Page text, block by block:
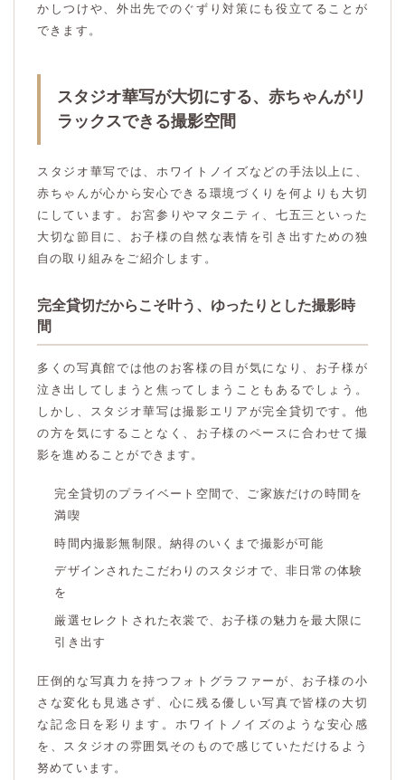
かしつけや、外出先でのぐずり対策にも役立てることが
できます。
スタジオ華写が大切にする、赤ちゃんがリ
ラックスできる撮影空間
スタジオ華写では、ホワイトノイズなどの手法以上に、
赤ちゃんが心から安心できる環境づくりを何よりも大切
にしています。お宮参りやマタニティ、七五三といった
大切な節目に、お子様の自然な表情を引き出すための独
自の取り組みをご紹介します。
完全貸切だからこそ叶う、ゆったりとした撮影時
間
多くの写真館では他のお客様の目が気になり、お子様が
泣き出してしまうと焦ってしまうこともあるでしょう。
しかし、スタジオ華写は撮影エリアが完全貸切です。他
の方を気にすることなく、お子様のペースに合わせて撮
影を進めることができます。
完全貸切のプライベート空間で、ご家族だけの時間を
満喫
時間内撮影無制限。納得のいくまで撮影が可能
デザインされたこだわりのスタジオで、非日常の体験
を
厳選セレクトされた衣裳で、お子様の魅力を最大限に
引き出す
圧倒的な写真力を持つフォトグラファーが、お子様の小
さな変化も見逃さず、心に残る優しい写真で皆様の大切
な記念日を彩ります。ホワイトノイズのような安心感
を、スタジオの雰囲気そのもので感じていただけるよう
努めています。